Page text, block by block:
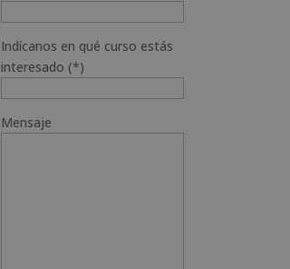
Indícanos en qué curso estás
interesado (*)
Mensaje